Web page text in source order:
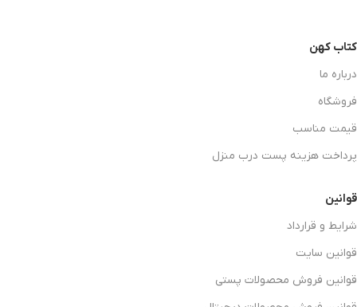
کتاب کهن
درباره ما
فروشگاه
قیمت مناسب
پرداخت هزینه پست درب منزل
قوانین
شرایط و قرارداد
قوانین سایت
قوانین فروش محصولات پستی